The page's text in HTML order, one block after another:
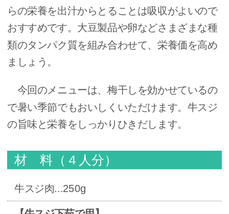
らの栄養を出汁からとることは吸収がよいので
おすすめです。大豆製品や卵などさまざまな種
類のタンパク質を組み合わせて、栄養価を高め
ましょう。
今回のメニューは、梅干しを効かせているの
で暑い季節でもおいしくいただけます。牛スジ
の旨味と栄養をしっかりひきだします。
材 料（４人分）
牛スジ肉...250g